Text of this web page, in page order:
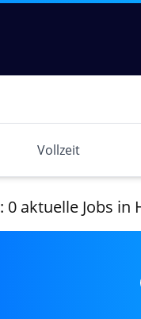
: 0 aktuelle Jobs in